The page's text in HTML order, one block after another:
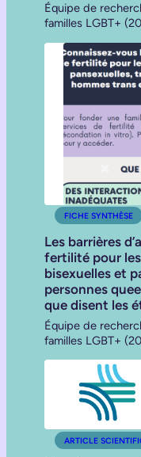
Équipe de
familles LGBT+
FICHE SYNTHÈSE
Les barrières
fertilité pour
bisexuelles et
personnes
que disent les
Équipe de
familles LGBT+
ARTICLE